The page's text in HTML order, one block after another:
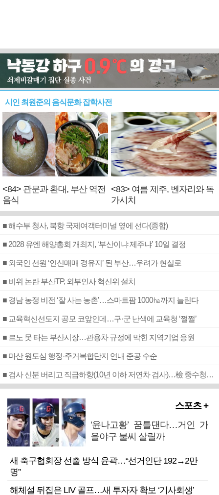
시인 최원준의 음식문화 잡학사전
<84> 관문과 환대, 부산 역전
음식
<83> 여름 제주, 벤자리와 독
가시치
■ 해수부 청사, 북항 국제여객터미널 옆에 선다(종합)
■ 2028 유엔 해양총회 개최지, ‘부산이냐 제주냐’ 10일 결정
■ 외국인 선원 ‘인신매매 경유지’ 된 부산…우려가 현실로
■ 비위 논란 부산TP, 외부인사 혁신위 설치
■ 경남 농정 비전 ‘잘 사는 농촌’…스마트팜 1000㏊까지 늘린다
■ 교육혁신선도지 공모 코앞인데…구·군 난색에 교육청 ‘쩔쩔’
■ 르노 못 타는 부산시장…관용차 규정에 막힌 지역기업 응원
■ 마산 원도심 행정·주거복합단지 연내 준공 수순
■ 검사 신분 버리고 직급하향(10년 이하 저연차 검사)…檢 중수청행 기피
스포츠 +
‘윤나고황’ 꿈틀댄다…거인 가
을야구 불씨 살릴까
새 축구협회장 선출 방식 윤곽…“선거인단 192→2만
명”
해체설 뒤집은 LIV 골프…새 투자자 확보 ‘기사회생’